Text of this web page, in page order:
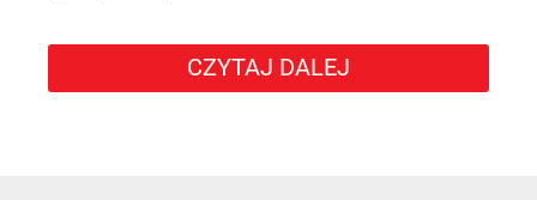
CZYTAJ DALEJ